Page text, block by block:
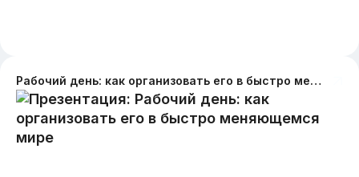
Рабочий день: как организовать его в быстро меняющемся мире